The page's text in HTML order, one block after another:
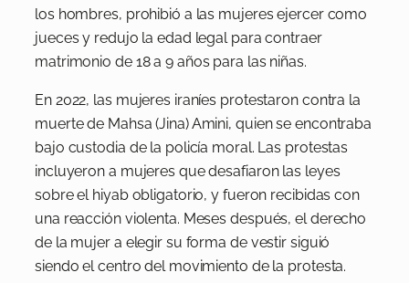
los hombres, prohibió a las mujeres ejercer como
jueces y redujo la edad legal para contraer
matrimonio de 18 a 9 años para las niñas.
En 2022, las mujeres iraníes protestaron contra la
muerte de Mahsa (Jina) Amini, quien se encontraba
bajo custodia de la policía moral. Las protestas
incluyeron a mujeres que desafiaron las leyes
sobre el hiyab obligatorio, y fueron recibidas con
una reacción violenta. Meses después, el derecho
de la mujer a elegir su forma de vestir siguió
siendo el centro del movimiento de la protesta.